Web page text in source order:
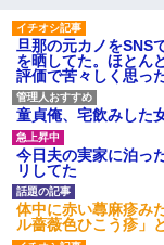
旦那の元カノをSNS
を晒してた。ほとん
評価で苦々しく思っ
童貞俺、宅飲みした
今日夫の実家に泊っ
リしてた
体中に赤い蕁麻疹み
ル薔薇色ひこう疹」